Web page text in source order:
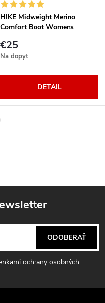
HIKE Midweight Merino
Comfort Boot Womens
€25
Na dopyt
DETAIL
ochrany osobných
ODOBERAŤ